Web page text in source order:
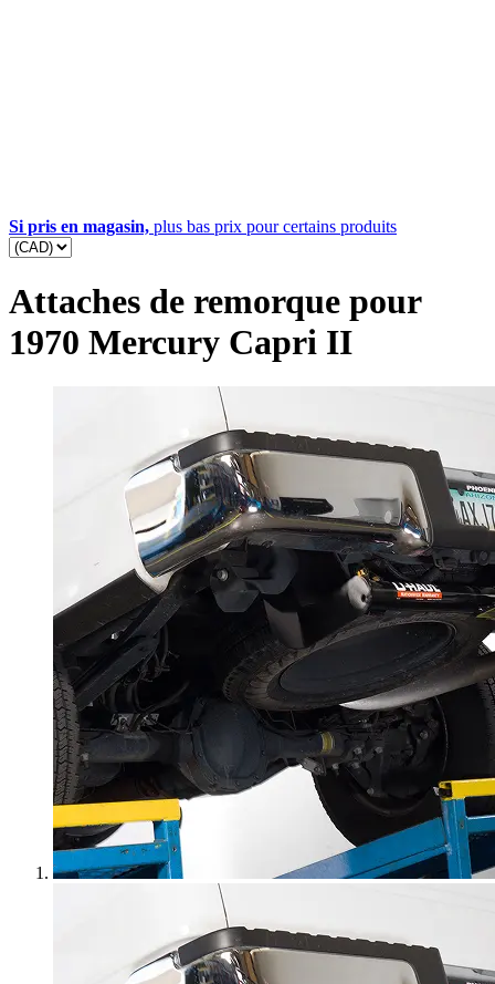
Si pris en magasin, plus bas prix pour certains produits
Attaches de remorque pour
1970 Mercury Capri II